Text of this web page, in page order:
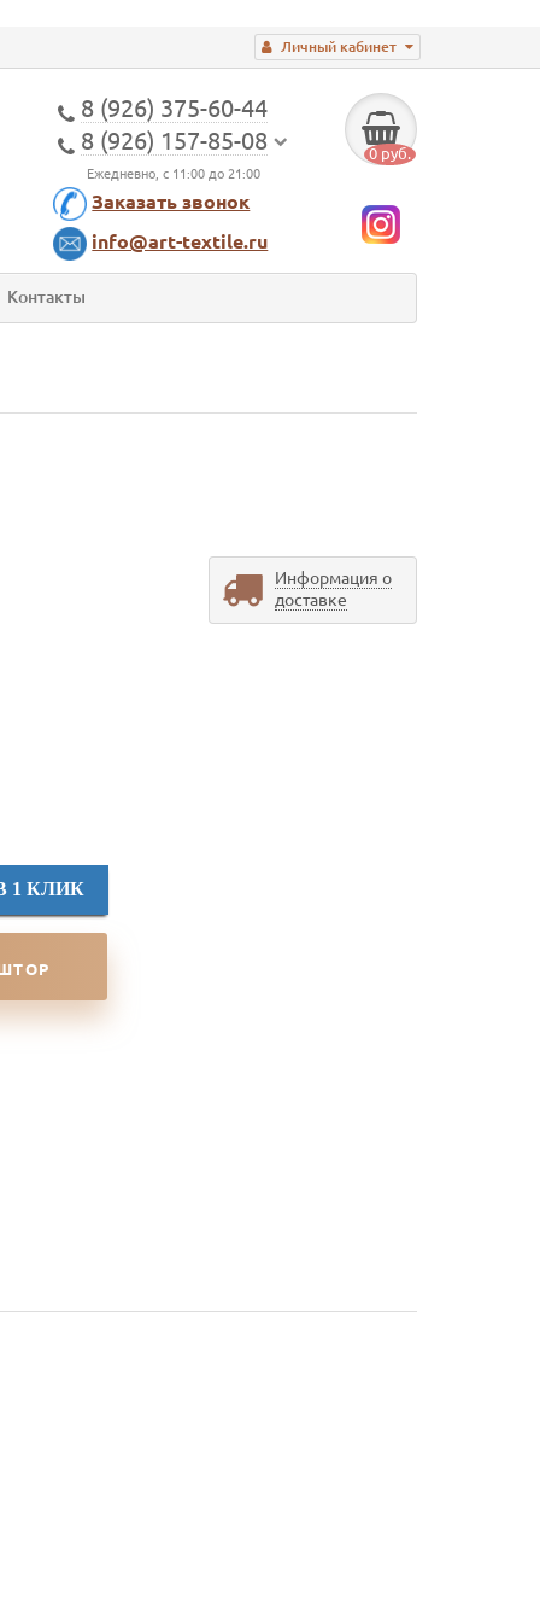
Личный кабинет
8 (926) 375-60-44
8 (926) 157-85-08
Ежедневно, с 11:00 до 21:00
Заказать звонок
info@art-textile.ru
0 руб.
Контакты
1 КЛИК
Информация о
доставке